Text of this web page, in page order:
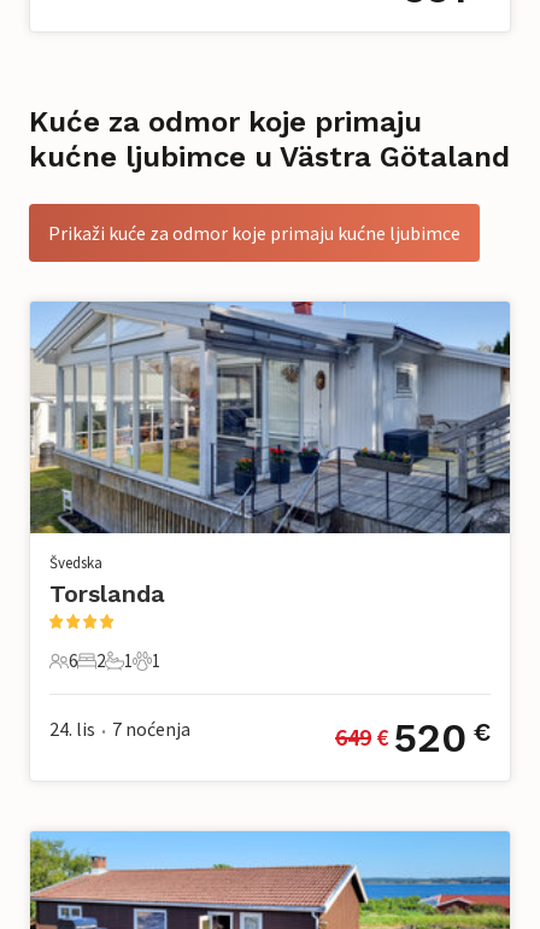
Kuće za odmor koje primaju
kućne ljubimce u Västra Götaland
Prikaži kuće za odmor koje primaju kućne ljubimce
Švedska
Torslanda
6 Gosti
6
2 Spavaće sobe
2
1 Kupaonica
1
1 Kućni ljubimac
1
24. lis • 7 noćenja 649 € 520 €